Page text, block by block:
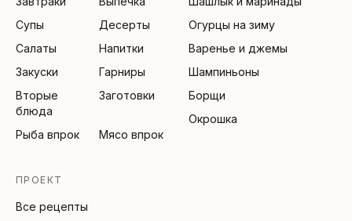
Супы
Десерты
Салаты
Напитки
Закуски
Гарниры
Вторые
блюда
Заготовки
Рыба впрок Мясо впрок
Огурцы на зиму
Варенье и джемы
Шампиньоны
Борщи
Окрошка
ПРОЕКТ
Все рецепты